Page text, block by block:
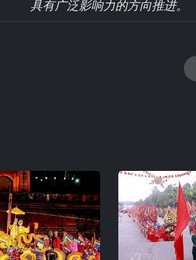
具有广泛影响力的方向推进。